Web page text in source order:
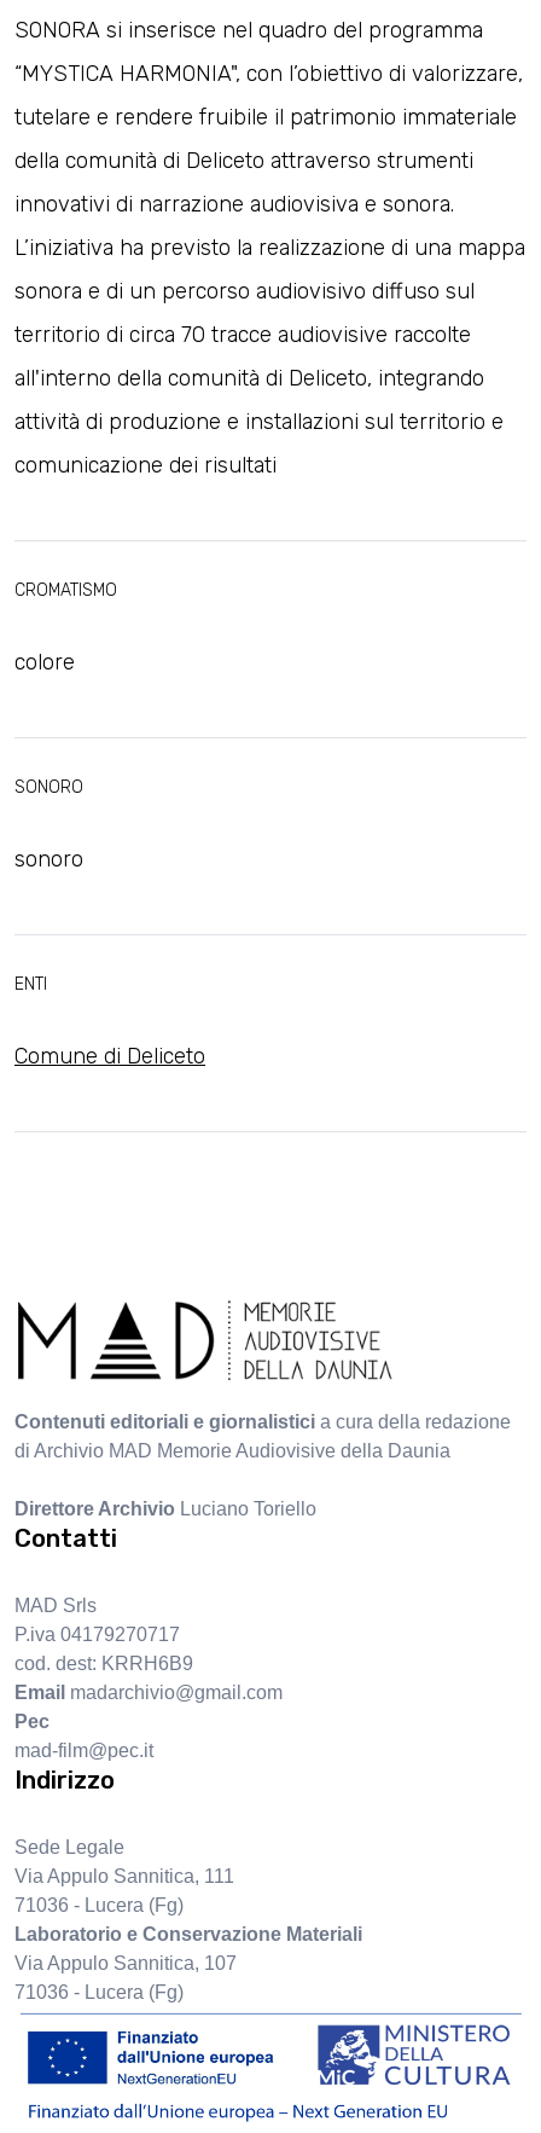
SONORA si inserisce nel quadro del programma
“MYSTICA HARMONIA", con l’obiettivo di valorizzare,
tutelare e rendere fruibile il patrimonio immateriale
della comunità di Deliceto attraverso strumenti
innovativi di narrazione audiovisiva e sonora.
L’iniziativa ha previsto la realizzazione di una mappa
sonora e di un percorso audiovisivo diffuso sul
territorio di circa 70 tracce audiovisive raccolte
all'interno della comunità di Deliceto, integrando
attività di produzione e installazioni sul territorio e
comunicazione dei risultati
CROMATISMO
colore
SONORO
sonoro
ENTI
Comune di Deliceto
Contenuti editoriali e giornalistici a cura della redazione
di Archivio MAD Memorie Audiovisive della Daunia
Direttore Archivio Luciano Toriello
Contatti
MAD Srls
P.iva 04179270717
cod. dest: KRRH6B9
Email madarchivio@gmail.com
Pec
mad-film@pec.it
Indirizzo
Sede Legale
Via Appulo Sannitica, 111
71036 - Lucera (Fg)
Laboratorio e Conservazione Materiali
Via Appulo Sannitica, 107
71036 - Lucera (Fg)